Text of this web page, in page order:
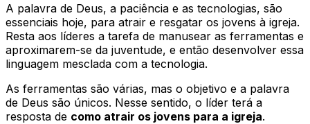
A palavra de Deus, a paciência e as tecnologias, são
essenciais hoje, para atrair e resgatar os jovens à igreja.
Resta aos líderes a tarefa de manusear as ferramentas e
aproximarem-se da juventude, e então desenvolver essa
linguagem mesclada com a tecnologia.
As ferramentas são várias, mas o objetivo e a palavra
de Deus são únicos. Nesse sentido, o líder terá a
resposta de como atrair os jovens para a igreja.